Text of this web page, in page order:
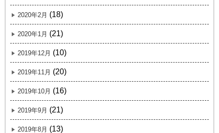
2020年2月 (18)
2020年1月 (21)
2019年12月 (10)
2019年11月 (20)
2019年10月 (16)
2019年9月 (21)
2019年8月 (13)